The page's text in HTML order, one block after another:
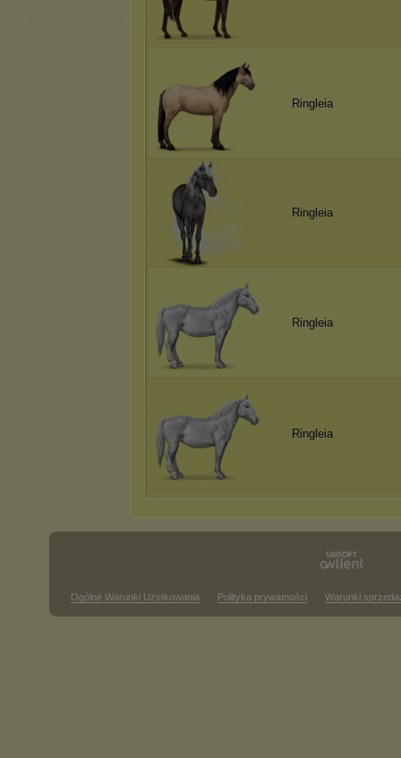
Ringleia
Ringleia
Ringleia
Ringleia
Ogólne Warunki Użytkowania Polityka prywatności Warunki